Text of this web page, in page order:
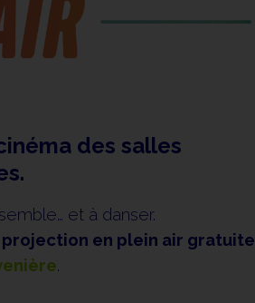
des salles
et à danser.
projection en plein air gratuite
.